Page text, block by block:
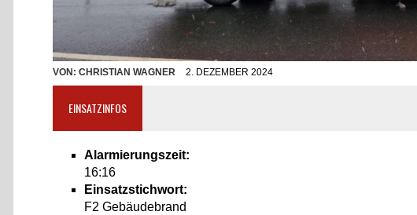
VON:CHRISTIAN WAGNER 2. DEZEMBER 2024
EINSATZINFOS
Alarmierungszeit:
16:16
Einsatzstichwort:
F2 Gebäudebrand